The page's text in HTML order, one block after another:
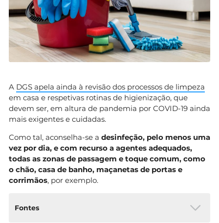
A DGS apela ainda à revisão dos processos de limpeza
em casa e respetivas rotinas de higienização, que
devem ser, em altura de pandemia por COVID-19 ainda
mais exigentes e cuidadas.
Como tal, aconselha-se a desinfeção, pelo menos uma
vez por dia, e com recurso a agentes adequados,
todas as zonas de passagem e toque comum, como
o chão, casa de banho, maçanetas de portas e
corrimãos, por exemplo.
Fontes